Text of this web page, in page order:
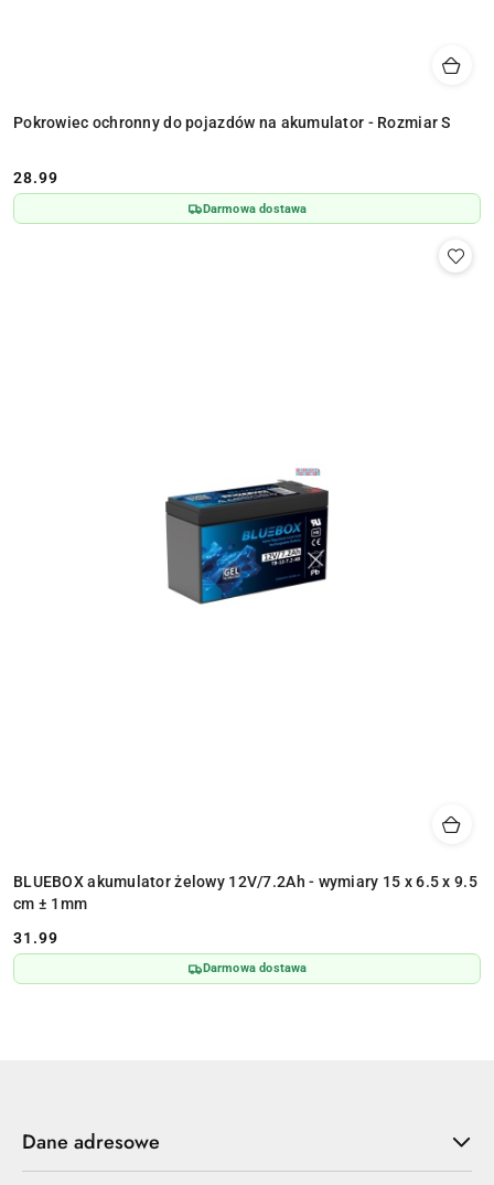
Pokrowiec ochronny do pojazdów na akumulator - Rozmiar S
Cena:
28.99
Darmowa dostawa
BLUEBOX akumulator żelowy 12V/7.2Ah - wymiary 15 x 6.5 x 9.5
cm ± 1mm
Cena:
31.99
Darmowa dostawa
Dane adresowe